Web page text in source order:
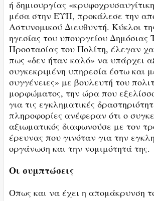
ή δημιουργίας
μέσα στην ΕΥΠ, προκάλεσε την
Αστυνομικού Διευθυντή. Κύκλοι
ηγεσίας του υπουργείου Δημόσιας
Προστασίας του Πολίτη, έλεγαν
πως «δεν ήταν καλό» να υπάρχει
συγκεκριμένη υπηρεσία έστω και
συγγένειες» με βουλευτή του
μορφώματος, την ώρα που
για τις εγκληματικές
πληροφορίες ανέφεραν ότι ο
αξιωματικός διαφωνούσε με τον
έρευνας που γινόταν για την
οργάνωση και την νομιμότητά της.
Οι συμπτώσεις
Οπως και να έχει η απομάκρυνση